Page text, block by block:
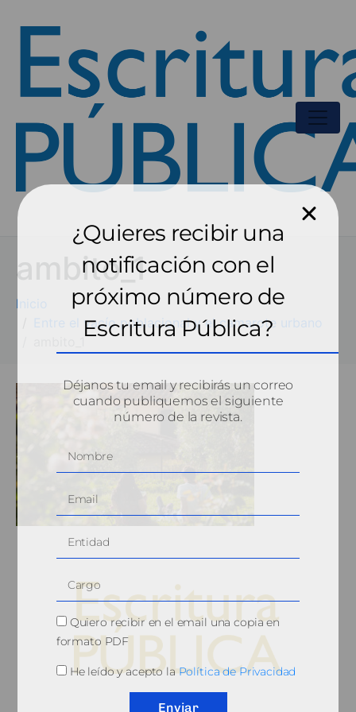
ambito_1
Inicio
Entre el vacío poblacional y el camarote urbano
¿Quieres recibir una
notificación con el
próximo número de
Escritura Pública?
Déjanos tu email y recibirás un correo
cuando publiquemos el siguiente
número de la revista.
Quiero recibir en el email una copia en
formato PDF
He leído y acepto laPolítica de Privacidad
Enviar